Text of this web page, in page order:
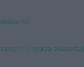
[Porada eksperta]